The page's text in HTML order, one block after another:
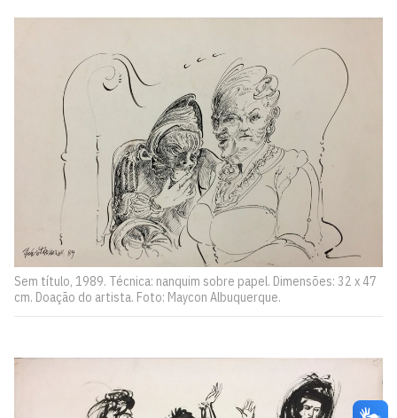
Sem título, 1989. Técnica: nanquim sobre papel. Dimensões: 32 x 47
cm. Doação do artista. Foto: Maycon Albuquerque.